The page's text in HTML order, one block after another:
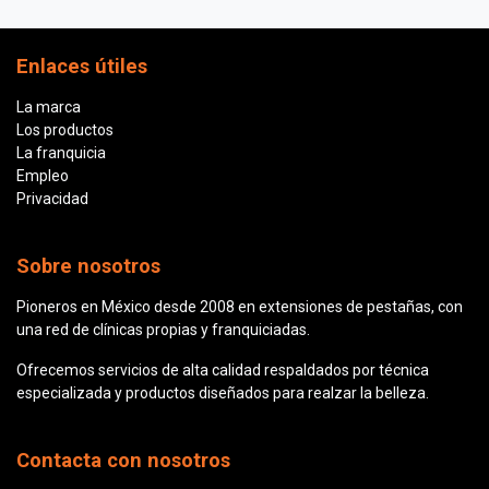
Enlaces útiles
La marca
Los productos
La franquicia
Empleo
Privacidad
Sobre nosotros
Pioneros en México desde 2008 en extensiones de pestañas, con
una red de clínicas propias y franquiciadas.
Ofrecemos servicios de alta calidad respaldados por técnica
especializada y productos diseñados para realzar la belleza.
Contacta con nosotros